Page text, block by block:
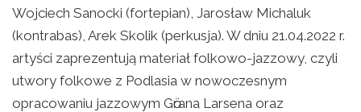
Wojciech Sanocki (fortepian), Jarosław Michaluk
(kontrabas), Arek Skolik (perkusja). W dniu 21.04.2022 r.
artyści zaprezentują materiał folkowo-jazzowy, czyli
utwory folkowe z Podlasia w nowoczesnym
opracowaniu jazzowym Gӧrana Larsena oraz